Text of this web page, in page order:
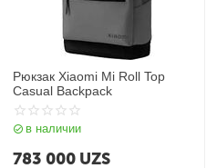
Рюкзак Xiaomi Mi Roll Top
Casual Backpack
в наличии
783 000 UZS